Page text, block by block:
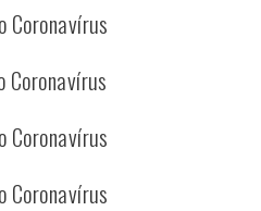
Coronavírus
Coronavírus
Coronavírus
Coronavírus